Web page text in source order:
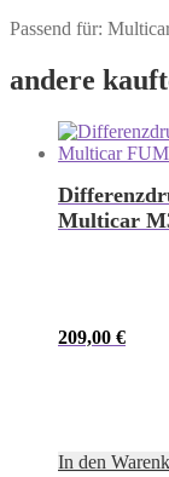
Passend für:
andere
Multicar
209,00 €
In den